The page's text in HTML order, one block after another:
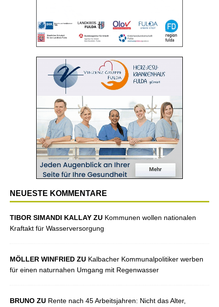
NEUESTE KOMMENTARE
TIBOR SIMANDI KALLAY ZU Kommunen wollen nationalen
Kraftakt für Wasserversorgung
MÖLLER WINFRIED ZU Kalbacher Kommunalpolitiker werben
für einen naturnahen Umgang mit Regenwasser
BRUNO ZU Rente nach 45 Arbeitsjahren: Nicht das Alter,